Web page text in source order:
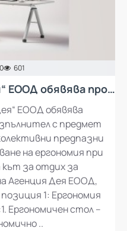
0 601
„Рекламна Агенция Дея“ ЕООД обявява процедура за избор на изпълнител с предмет „Доставка и монтаж на колективни предпазни средства за осъществяване на ергономия при работа и мебели за кът за отдих за работещите в Рекламна Агенция Дея ЕООД
ЕООД обявява
с предмет
предпазни
на ергономия при
за отдих за
Агенция Дея ЕООД,
1: Ергономия
Ергономичен стол –
..